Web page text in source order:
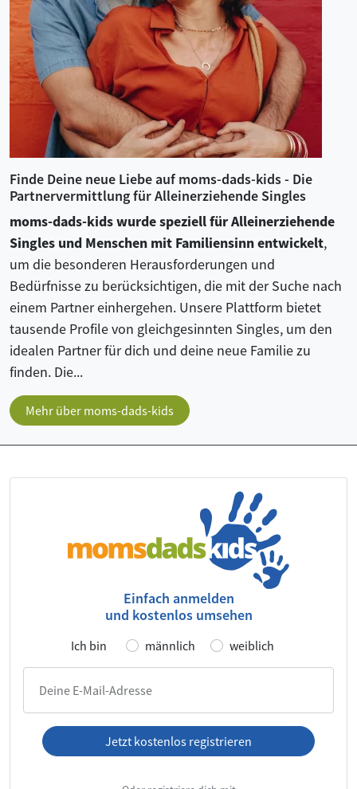
Finde Deine neue Liebe auf moms-dads-kids - Die
Partnervermittlung für Alleinerziehende Singles
moms-dads-kids wurde speziell für Alleinerziehende
Singles und Menschen mit Familiensinn entwickelt,
um die besonderen Herausforderungen und
Bedürfnisse zu berücksichtigen, die mit der Suche nach
einem Partner einhergehen. Unsere Plattform bietet
tausende Profile von gleichgesinnten Singles, um den
idealen Partner für dich und deine neue Familie zu
finden. Die...
Mehr über moms-dads-kids
Einfach anmelden
und kostenlos umsehen
Ich bin männlich weiblich
Deine E-Mail-Adresse
Jetzt kostenlos registrieren